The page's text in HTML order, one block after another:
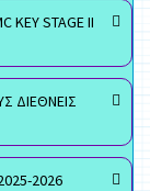
STAGE II
ΔΙΕΘΝΕΙΣ
2026